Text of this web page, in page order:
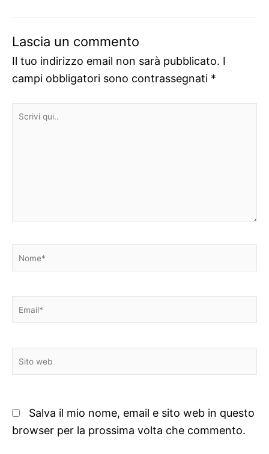
Lascia un commento
Il tuo indirizzo email non sarà pubblicato. I
campi obbligatori sono contrassegnati *
Scrivi
Nome*
Email*
Sito
web
Salva il mio nome, email e sito web in questo
browser per la prossima volta che commento.